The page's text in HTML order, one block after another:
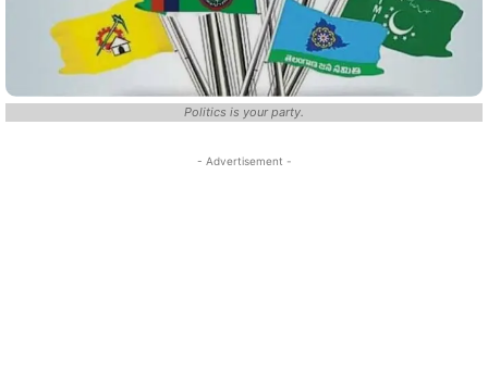
Politics is your party.
- Advertisement -